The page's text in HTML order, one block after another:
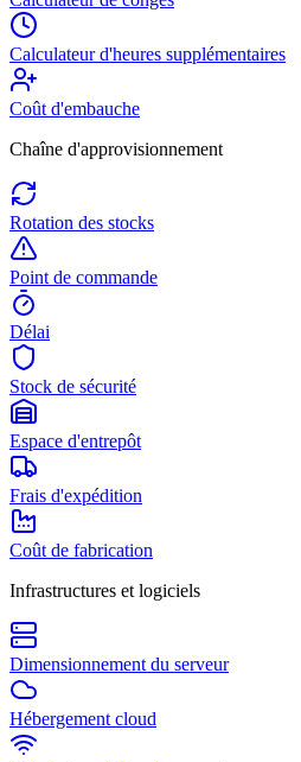
Calculateur d'heures supplémentaires
Coût d'embauche
Chaîne d'approvisionnement
Rotation des stocks
Point de commande
Délai
Stock de sécurité
Espace d'entrepôt
Frais d'expédition
Coût de fabrication
Infrastructures et logiciels
Dimensionnement du serveur
Hébergement cloud